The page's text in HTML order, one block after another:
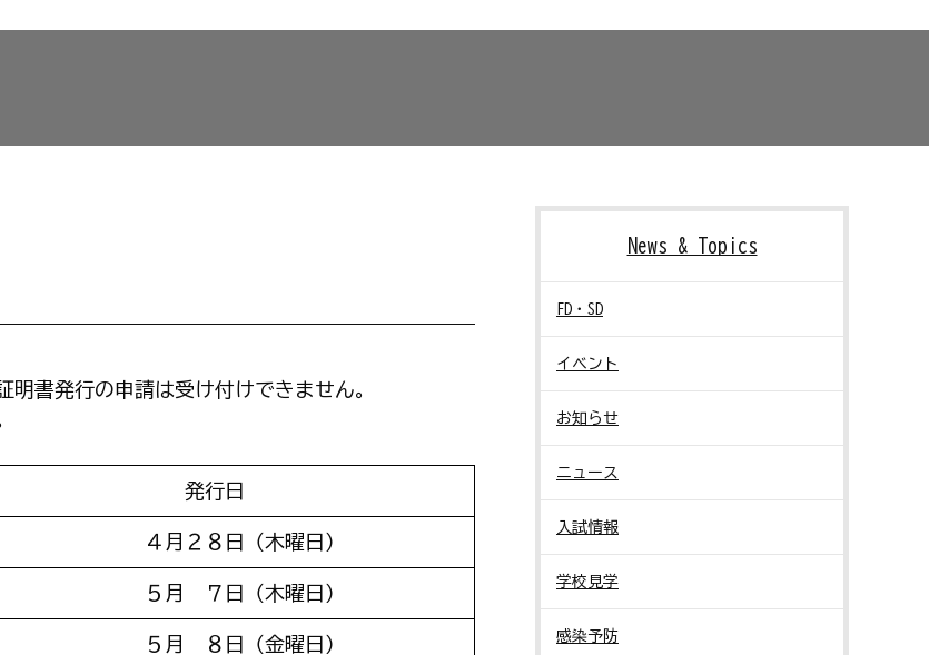
書発行の申請は受け付けできません。
発行日
４月２８日（木曜日）
５月 ７日（木曜日）
５月 ８日（金曜日）
News & Topics
FD・SD
イベント
お知らせ
ニュース
入試情報
学校見学
感染予防